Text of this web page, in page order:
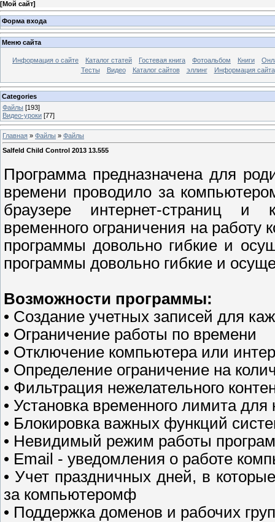
[Мой сайт]
Форма входа
Меню сайта
Информация о сайте Каталог статей Гостевая книга Фотоальбом Книги
Тесты
Видео Каталог сайтов эллинг Информация сайта
Categories
Файлы [193]
Видео-уроки [77]
Главная » Файлы » Файлы
Salfeld Child Control 2013 13.555
Программа предназначена для
времени проводило за
браузере интернет-страниц и
временного ограничения на
программы довольно гибкие и
программы довольно гибкие и
Возможности программы:
• Создание учетных записей для
• Ограничение работы по времени
• Отключение компьютера или
• Определение ограничение на
• Фильтрация нежелательного
• Установка временного лимита
• Блокировка важных функций
• Невидимый режим работы
• Еmail - уведомления о работе
• Учет праздничных дней, в
за компьютеромф
• Поддержка доменов и рабочих